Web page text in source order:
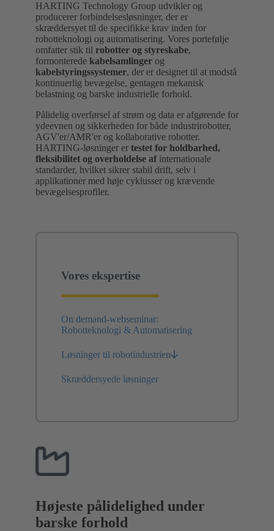
HARTING Technology Group udvikler og
producerer forbindelsesløsninger, der er
skræddersyet til de specifikke krav inden for
robotteknologi og automatisering. Vores portefølje
omfatter stik til robotter og styreskabe,
formonterede kabelsamlinger og
kabelstyringssystemer, der er designet til at modstå
kontinuerlig bevægelse, gentagen mekanisk
belastning og barske industrielle forhold.
Pålidelig overførsel af strøm og data er afgørende for
ydeevnen og sikkerheden for både industrirobotter,
AGV'er/AMR'er og kollaborative robotter.
HARTING-løsninger er testet for holdbarhed,
fleksibilitet og overholdelse afinternationale
standarder, hvilket sikrer stabil drift, selv i
applikationer med høje cyklusser og krævende
bevægelsesprofiler.
Vores ekspertise
On demand-webseminar:
Robotteknologi & Automatisering
Løsninger til robotindustrien
Skræddersyede løsninger
Højeste pålidelighed under
barske forhold